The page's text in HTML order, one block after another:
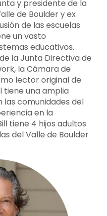
y presidente de la
de Boulder y ex
de las escuelas
un vasto
educativos.
la Junta Directiva de
la Cámara de
lector original de
tiene una amplia
las comunidades del
en la
tiene 4 hijos adultos
del Valle de Boulder